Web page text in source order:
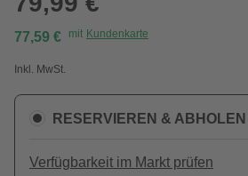
77,59 € mit Kundenkarte
Inkl. MwSt.
RESERVIEREN & ABHOLEN
Verfügbarkeit im Markt prüfen